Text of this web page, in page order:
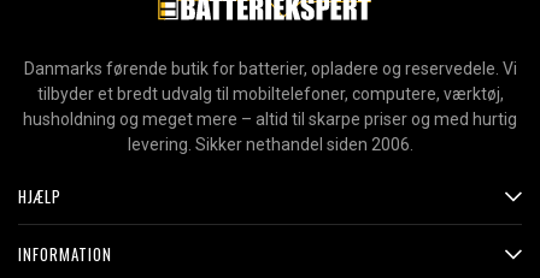
Danmarks førende butik for batterier, opladere og reservedele. Vi
tilbyder et bredt udvalg til mobiltelefoner, computere, værktøj,
husholdning og meget mere – altid til skarpe priser og med hurtig
levering. Sikker nethandel siden 2006.
HJÆLP
INFORMATION